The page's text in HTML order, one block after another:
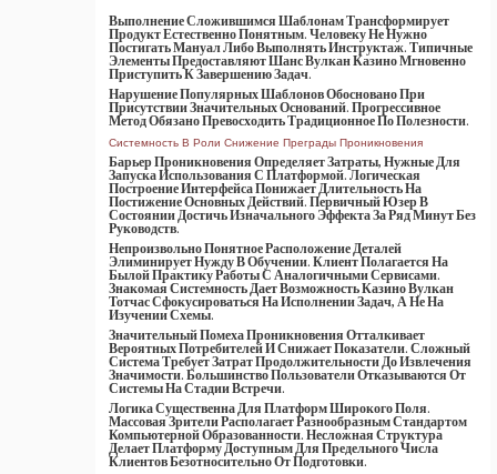
Выполнение Сложившимся Шаблонам Трансформирует
Продукт Естественно Понятным. Человеку Не Нужно
Постигать Мануал Либо Выполнять Инструктаж. Типичные
Элементы Предоставляют Шанс Вулкан Казино Мгновенно
Приступить К Завершению Задач.
Нарушение Популярных Шаблонов Обосновано При
Присутствии Значительных Оснований. Прогрессивное
Метод Обязано Превосходить Традиционное По Полезности.
Системность В Роли Снижение Преграды Проникновения
Барьер Проникновения Определяет Затраты, Нужные Для
Запуска Использования С Платформой. Логическая
Построение Интерфейса Понижает Длительность На
Постижение Основных Действий. Первичный Юзер В
Состоянии Достичь Изначального Эффекта За Ряд Минут Без
Руководств.
Непроизвольно Понятное Расположение Деталей
Элиминирует Нужду В Обучении. Клиент Полагается На
Былой Практику Работы С Аналогичными Сервисами.
Знакомая Системность Дает Возможность Казино Вулкан
Тотчас Сфокусироваться На Исполнении Задач, А Не На
Изучении Схемы.
Значительный Помеха Проникновения Отталкивает
Вероятных Потребителей И Снижает Показатели. Сложный
Система Требует Затрат Продолжительности До Извлечения
Значимости. Большинство Пользователи Отказываются От
Системы На Стадии Встречи.
Логика Существенна Для Платформ Широкого Поля.
Массовая Зрители Располагает Разнообразным Стандартом
Компьютерной Образованности. Несложная Структура
Делает Платформу Доступным Для Предельного Числа
Клиентов Безотносительно От Подготовки.